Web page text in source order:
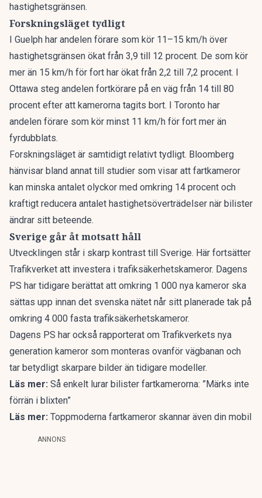
hastighetsgränsen.
Forskningsläget tydligt
I Guelph har andelen förare som kör 11–15 km/h över
hastighetsgränsen ökat från 3,9 till 12 procent. De som kör
mer än 15 km/h för fort har ökat från 2,2 till 7,2 procent. I
Ottawa steg andelen fortkörare på en väg från 14 till 80
procent efter att kamerorna tagits bort. I Toronto har
andelen förare som kör minst 11 km/h för fort mer än
fyrdubblats.
Forskningsläget är samtidigt relativt tydligt. Bloomberg
hänvisar bland annat till studier som visar att fartkameror
kan minska antalet olyckor med omkring 14 procent och
kraftigt reducera antalet hastighetsöverträdelser när bilister
ändrar sitt beteende.
Sverige går åt motsatt håll
Utvecklingen står i skarp kontrast till Sverige. Här fortsätter
Trafikverket att investera i trafiksäkerhetskameror. Dagens
PS har tidigare berättat att omkring 1 000 nya kameror ska
sättas upp innan det svenska nätet når sitt planerade tak på
omkring 4 000 fasta trafiksäkerhetskameror.
Dagens PS har också rapporterat om Trafikverkets nya
generation kameror som monteras ovanför vägbanan och
tar betydligt skarpare bilder än tidigare modeller.
Läs mer: Så enkelt lurar bilister fartkamerorna: ”Märks inte
förrän i blixten”
Läs mer: Toppmoderna fartkameror skannar även din mobil
ANNONS